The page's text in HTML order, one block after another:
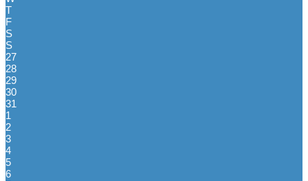
T
F
S
S
27
28
29
30
31
1
2
3
4
5
6